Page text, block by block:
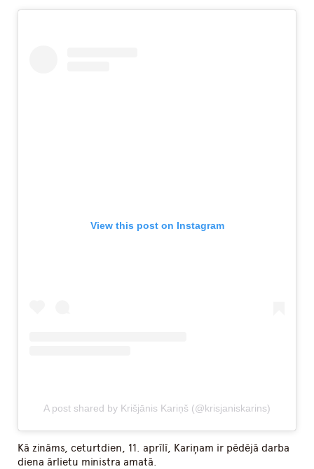
View this post on Instagram
A post shared by Krišjānis Kariņš (@krisjaniskarins)
Kā zināms, ceturtdien, 11. aprīlī, Kariņam ir pēdējā darba
diena ārlietu ministra amatā.